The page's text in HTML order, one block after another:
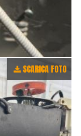
SCARICA FOTO